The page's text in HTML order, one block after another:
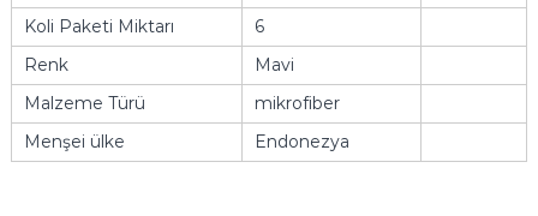
Koli Paketi Miktarı
6
Renk
Mavi
Malzeme Türü
mikrofiber
Menşei ülke
Endonezya